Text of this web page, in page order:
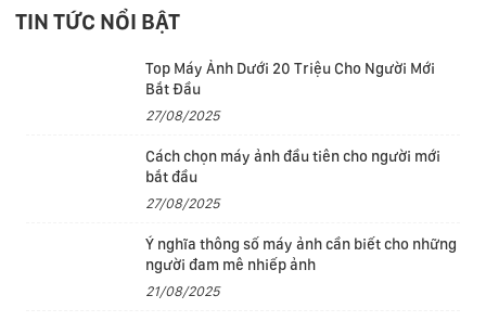
AI trên nền tảng sức mạnh M4
Neural Engine trong M4 tăng tốc khối lượng công việc
AI và đưa máy học trong iPadOS lên tầm cao mới. Với
khả năng đáng kinh ngạc có thể thực hiện 38 nghìn tỷ
phép tính mỗi giây, M4 cho phép bạn thực hiện những
tác vụ như tách đối tượng ra khỏi nền trong video 4K
chỉ bằng một thao tác chạm trong Final Cut Air hoặc tự
động tạo ký âm trong thời gian thực khi bạn chơi piano
TIN TỨC NỔI BẬT
Top Máy Ảnh Dưới 20 Triệu Cho Người Mới
Bắt Đầu
27/08/2025
Cách chọn máy ảnh đầu tiên cho người mới
bắt đầu
27/08/2025
Ý nghĩa thông số máy ảnh cần biết cho những
người đam mê nhiếp ảnh
21/08/2025